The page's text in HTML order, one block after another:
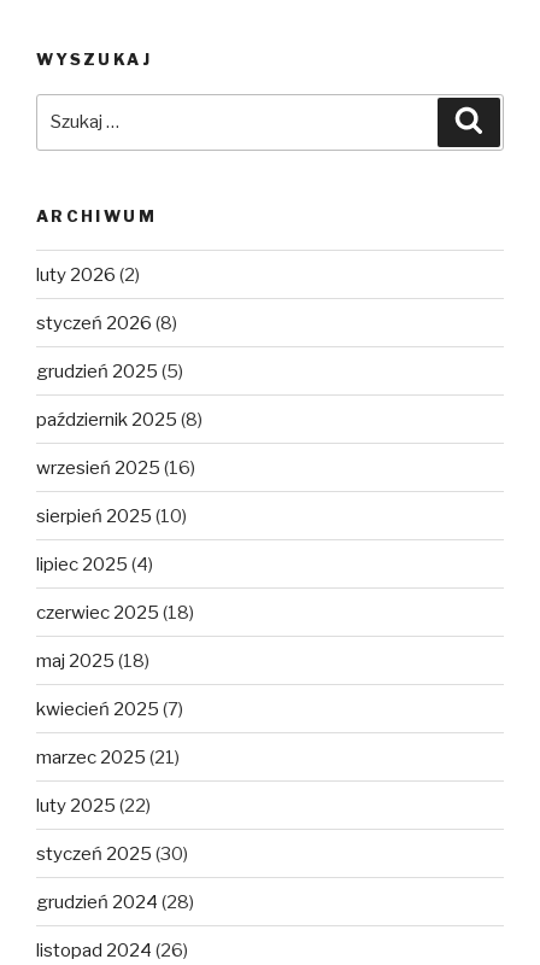
WYSZUKAJ
ARCHIWUM
luty 2026 (2)
styczeń 2026 (8)
grudzień 2025 (5)
październik 2025 (8)
wrzesień 2025 (16)
sierpień 2025 (10)
lipiec 2025 (4)
czerwiec 2025 (18)
maj 2025 (18)
kwiecień 2025 (7)
marzec 2025 (21)
luty 2025 (22)
styczeń 2025 (30)
grudzień 2024 (28)
listopad 2024 (26)